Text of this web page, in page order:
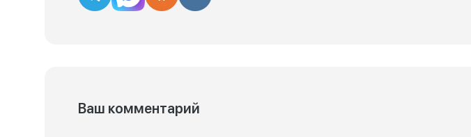
Ваш комментарий